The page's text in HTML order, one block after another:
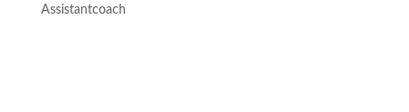
Assistantcoach